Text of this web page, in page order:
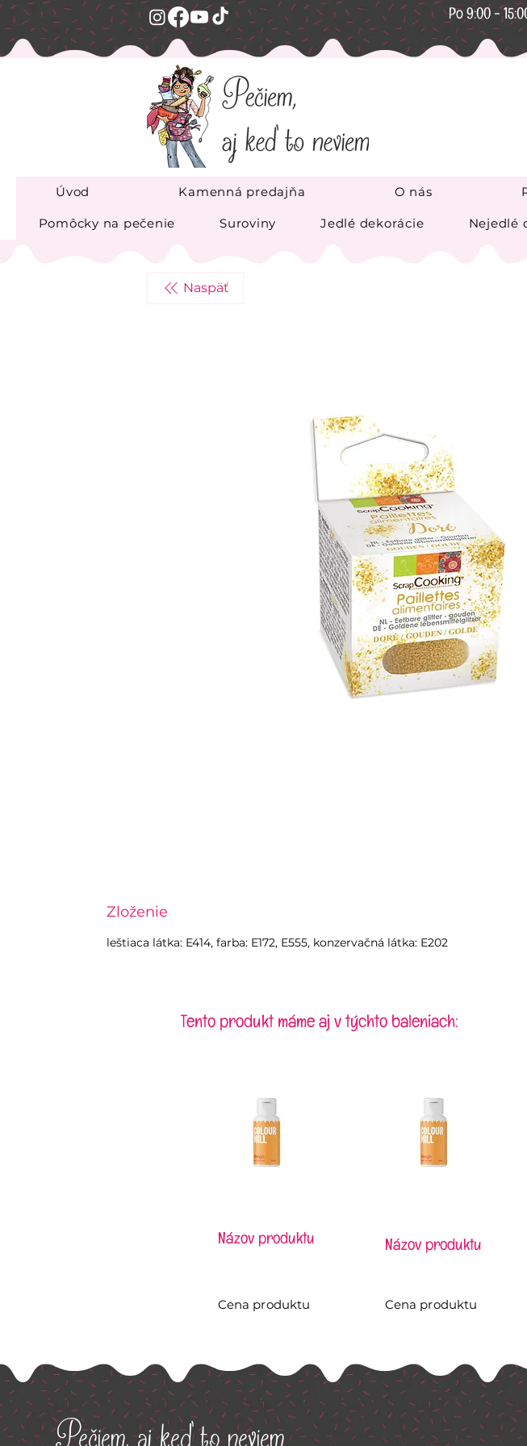
Po 9:00 -
Úvod Kamenná predajňa O nás
Pomôcky na pečenie Suroviny Jedlé dekorácie Nejedlé
Naspäť
Zloženie
leštiaca látka: E414, farba: E172, E555, konzervačná látka: E202
Tento produkt máme aj v týchto baleniach:
Názov produktu
Cena produktu
Názov produktu
Cena produktu